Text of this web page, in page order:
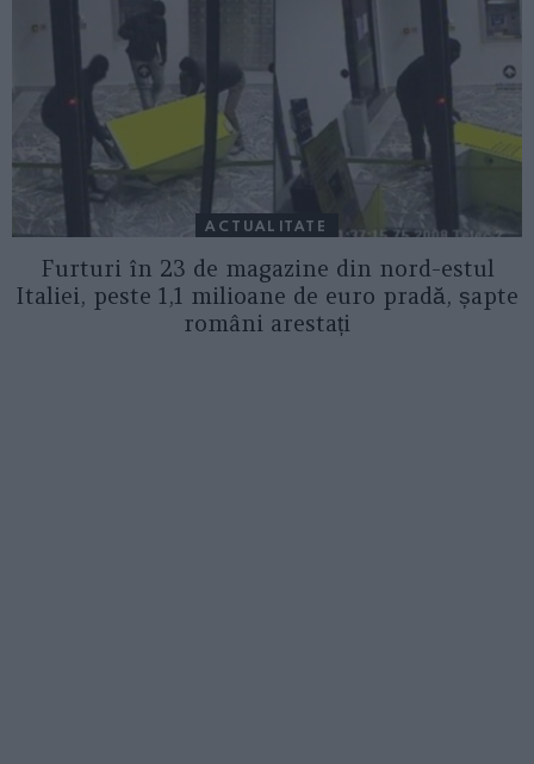
ACTUALITATE
Furturi în 23 de magazine din nord-estul
Italiei, peste 1,1 milioane de euro pradă, șapte
români arestați